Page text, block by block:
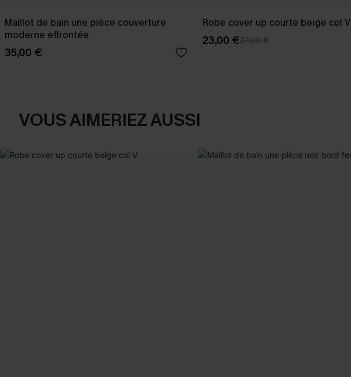
Maillot de bain une pièce couverture
moderne effrontée
35,00 €
Robe cover up courte beige col V
23,00 €27,00 €
VOUS AIMERIEZ AUSSI